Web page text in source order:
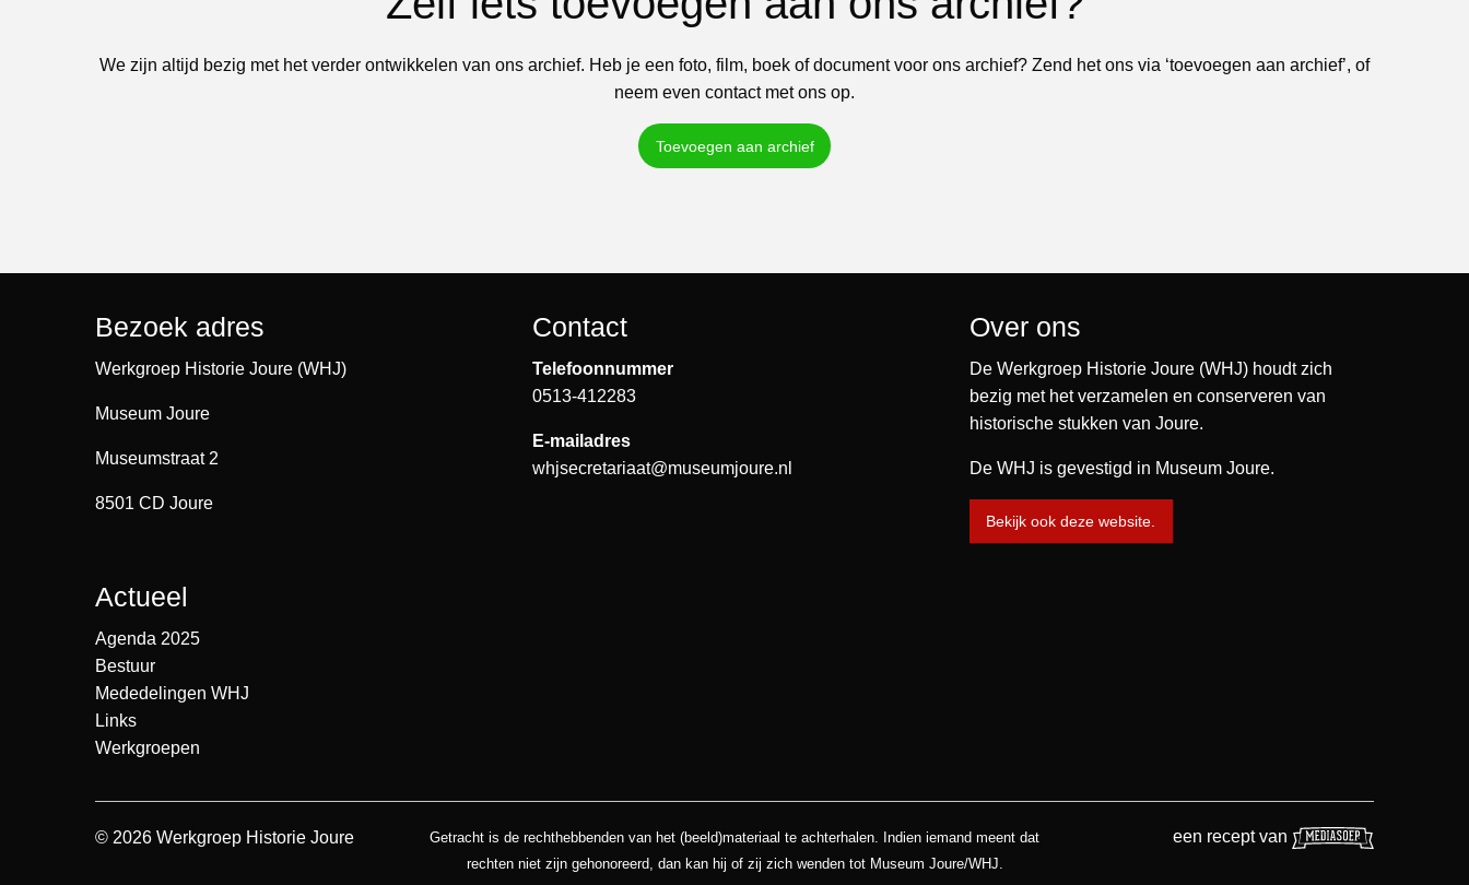
We zijn altijd bezig met het verder ontwikkelen van ons archief. Heb je een foto, film, boek of document voor ons archief? Zend het ons via ‘toevoegen aan archief’, of
neem even contact met ons op.
Toevoegen aan archief
Bezoek adres
Werkgroep Historie Joure (WHJ)
Museum Joure
Museumstraat 2
8501 CD Joure
Contact
Telefoonnummer
0513-412283
E-mailadres
whjsecretariaat@museumjoure.nl
Over ons
De Werkgroep Historie Joure (WHJ) houdt zich
bezig met het verzamelen en conserveren van
historische stukken van Joure.
De WHJ is gevestigd in Museum Joure.
Bekijk ook deze website.
Actueel
Agenda 2025
Bestuur
Mededelingen WHJ
Links
Werkgroepen
© 2026 Werkgroep Historie Joure
Getracht is de rechthebbenden van het (beeld)materiaal te achterhalen. Indien iemand meent dat
rechten niet zijn gehonoreerd, dan kan hij of zij zich wenden tot Museum Joure/WHJ.
een recept van